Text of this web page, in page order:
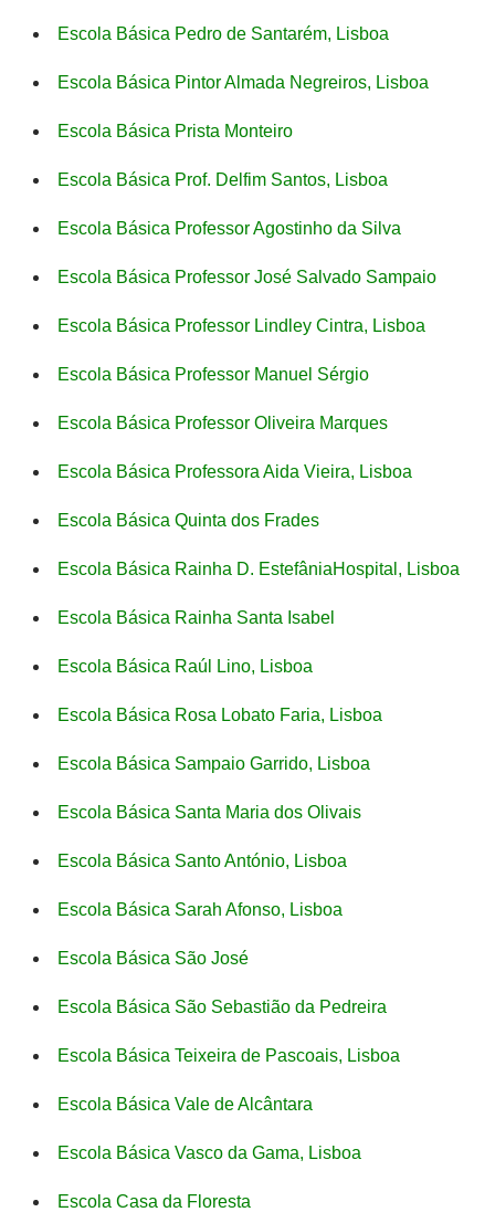
Escola Básica Pedro de Santarém, Lisboa
Escola Básica Pintor Almada Negreiros, Lisboa
Escola Básica Prista Monteiro
Escola Básica Prof. Delfim Santos, Lisboa
Escola Básica Professor Agostinho da Silva
Escola Básica Professor José Salvado Sampaio
Escola Básica Professor Lindley Cintra, Lisboa
Escola Básica Professor Manuel Sérgio
Escola Básica Professor Oliveira Marques
Escola Básica Professora Aida Vieira, Lisboa
Escola Básica Quinta dos Frades
Escola Básica Rainha D. EstefâniaHospital, Lisboa
Escola Básica Rainha Santa Isabel
Escola Básica Raúl Lino, Lisboa
Escola Básica Rosa Lobato Faria, Lisboa
Escola Básica Sampaio Garrido, Lisboa
Escola Básica Santa Maria dos Olivais
Escola Básica Santo António, Lisboa
Escola Básica Sarah Afonso, Lisboa
Escola Básica São José
Escola Básica São Sebastião da Pedreira
Escola Básica Teixeira de Pascoais, Lisboa
Escola Básica Vale de Alcântara
Escola Básica Vasco da Gama, Lisboa
Escola Casa da Floresta